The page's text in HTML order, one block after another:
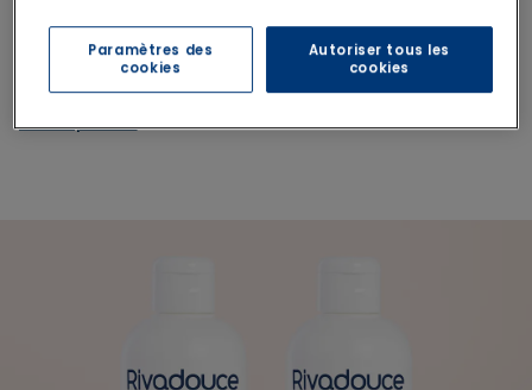
Shampoing nourrissant
500g
Voir le produit
Paramètres des
cookies
Autoriser tous les
cookies